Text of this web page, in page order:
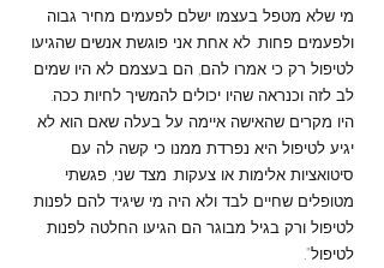
מי שלא מטפל בעצמו ישלם לפעמים מחיר גבוה
ולפעמים פחות. לא אחת אני פוגשת אנשים שהגיעו
לטיפול רק כי אמרו להם, הם בעצמם לא היו שמים
לב לזה וכנראה שהיו יכולים להמשיך לחיות ככה.
היו מקרים שהאישה איימה על בעלה שאם הוא לא
יגיע לטיפול היא נפרדת ממנו כי קשה לה עם
סיטואציות אלימות או צעקות. מצד שני, פגשתי
מטופלים שחיים לבד ולא היה מי שיגיד להם לפנות
לטיפול ורק בגיל מבוגר הם הגיעו החלטה לפנות
לטיפול".